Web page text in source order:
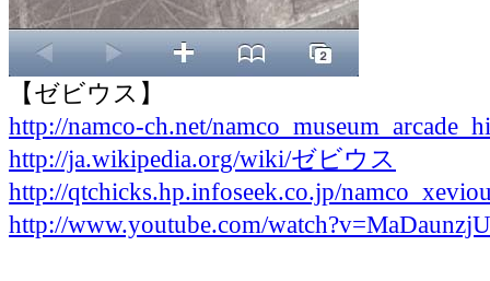
【ゼビウス】
http://namco-ch.net/
http://ja.wikipedia.org/wiki/ゼビウス
http://qtchicks.hp.infoseek.co.jp/
http://www.youtube.com/